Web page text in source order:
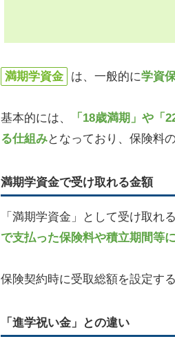
満期学資金 は、一般的に学資
基本的には、
「18歳満期」や「
る仕組みとなっており、保険料
満期学資金で受け取れる金額
「満期学資金」として受け取れ
で支払った保険料や積立期間等
保険契約時に受取総額を設定す
「進学祝い金」との違い